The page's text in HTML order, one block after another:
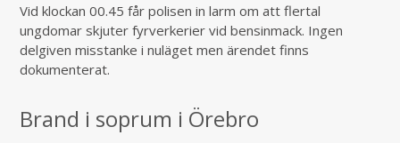
Vid klockan 00.45 får polisen in larm om att flertal
ungdomar skjuter fyrverkerier vid bensinmack. Ingen
delgiven misstanke i nuläget men ärendet finns
dokumenterat.
Brand i soprum i Örebro